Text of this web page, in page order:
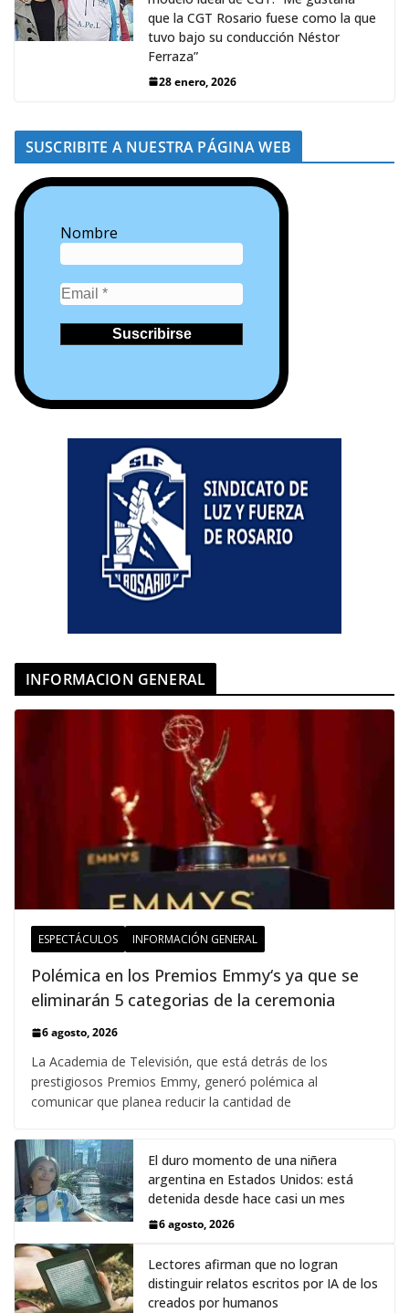
que la CGT Rosario fuese como la que
tuvo bajo su conducción Néstor
Ferraza”
28 enero, 2026
SUSCRIBITE A NUESTRA PÁGINA WEB
Nombre
INFORMACION GENERAL
ESPECTÁCULOS INFORMACIÓN GENERAL
Polémica en los Premios Emmy‘s ya que se
eliminarán 5 categorias de la ceremonia
6 agosto, 2026
La Academia de Televisión, que está detrás de los
prestigiosos Premios Emmy, generó polémica al
comunicar que planea reducir la cantidad de
El duro momento de una niñera
argentina en Estados Unidos: está
detenida desde hace casi un mes
6 agosto, 2026
Lectores afirman que no logran
distinguir relatos escritos por IA de los
creados por humanos